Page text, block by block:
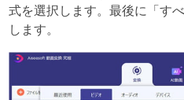
式を選択します。最後に「す
します。